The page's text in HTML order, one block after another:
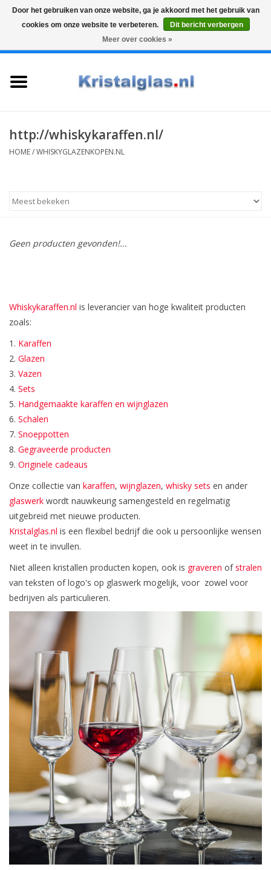
Graveren
Karaffen
http://whiskykaraffen.nl/
HOME/WHISKYGLAZENKOPEN.NL
Geen producten gevonden!...
Whiskykaraffen.nl is leverancier van hoge kwaliteit producten
zoals:
1. Karaffen
2. Glazen
3. Vazen
4. Sets
5. Handgemaakte karaffen en wijnglazen
6. Schalen
7. Snoeppotten
8. Gegraveerde producten
9. Originele cadeaus
Onze collectie van karaffen, wijnglazen, whisky sets en ander
glaswerk wordt nauwkeurig samengesteld en regelmatig
uitgebreid met nieuwe producten.
Kristalglas.nl is een flexibel bedrijf die ook u persoonlijke wensen
weet in te invullen.
Niet alleen kristallen producten kopen, ook is graveren ofstralen
van teksten of logo's op glaswerk mogelijk, voor zowel voor
bedrijven als particulieren.
Door het gebruiken van onze website, ga je akkoord met het gebruik van
cookies om onze website te verbeteren.
Dit bericht verbergen
Meer over cookies »